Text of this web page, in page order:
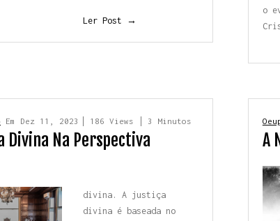
Ler Post →
o
Em Dez 11, 2023 186 Views 3 Minutos
Divina Na Perspectiva
divina. A justiça
divina é baseada no
A